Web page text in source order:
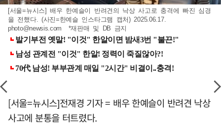
[서울=뉴시스] 배우 한예슬이 반려견의 낙상 사고로 충격에 빠진 심경
을 전했다. (사진=한예슬 인스타그램 캡처) 2025.06.17.
photo@newsis.com *재판매 및 DB 금지
[서울=뉴시스]전재경 기자 = 배우 한예슬이 반려견 낙상
사고에 분통을 터트렸다.